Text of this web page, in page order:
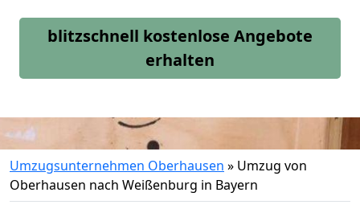
blitzschnell kostenlose Angebote
erhalten
Umzugsunternehmen Oberhausen » Umzug von
Oberhausen nach Weißenburg in Bayern